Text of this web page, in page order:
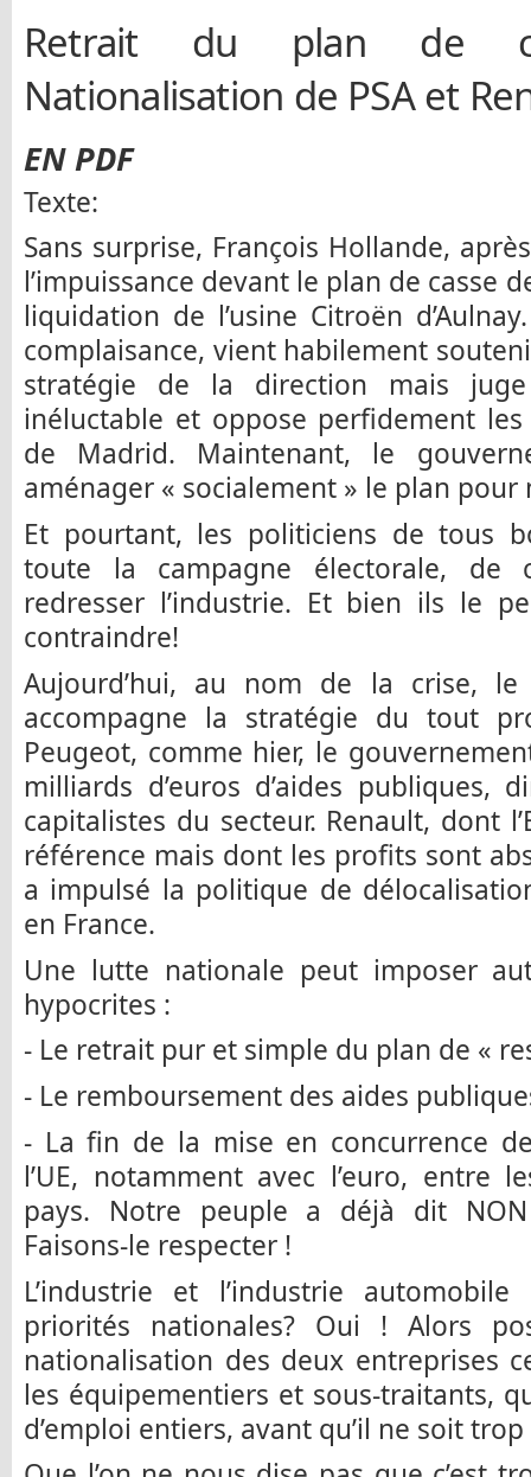
Retrait du plan de
Nationalisation de PSA et
EN PDF
Texte:
Sans surprise, François Hollande,
l’impuissance devant le plan de casse
liquidation de l’usine Citroën
complaisance, vient habilement
stratégie de la direction mais
inéluctable et oppose perfidement les
de Madrid. Maintenant, le
aménager « socialement » le plan pour
Et pourtant, les politiciens de tous
toute la campagne électorale, de
redresser l’industrie. Et bien ils le
contraindre!
Aujourd’hui, au nom de la crise, le
accompagne la stratégie du tout
Peugeot, comme hier, le
milliards d’euros d’aides publiques,
capitalistes du secteur. Renault, dont
référence mais dont les profits sont
a impulsé la politique de
en France.
Une lutte nationale peut imposer
hypocrites :
- Le retrait pur et simple du plan de «
- Le remboursement des aides
- La fin de la mise en concurrence
l’UE, notamment avec l’euro, entre
pays. Notre peuple a déjà dit
Faisons-le respecter !
L’industrie et l’industrie
priorités nationales? Oui ! Alors
nationalisation des deux entreprises
les équipementiers et sous-traitants,
d’emploi entiers, avant qu’il ne soit